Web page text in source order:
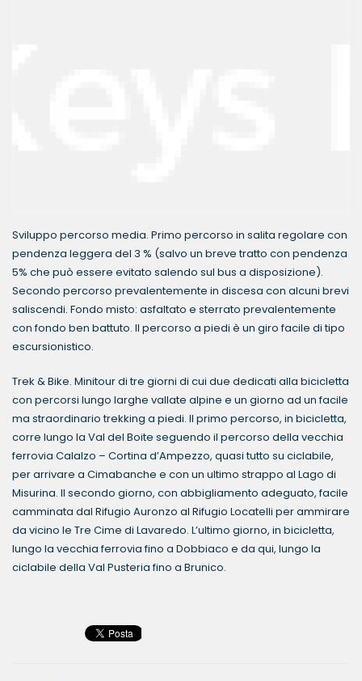
Sviluppo percorso media. Primo percorso in salita regolare con
pendenza leggera del 3 % (salvo un breve tratto con pendenza
5% che può essere evitato salendo sul bus a disposizione).
Secondo percorso prevalentemente in discesa con alcuni brevi
saliscendi. Fondo misto: asfaltato e sterrato prevalentemente
con fondo ben battuto. Il percorso a piedi è un giro facile di tipo
escursionistico.
Trek & Bike. Minitour di tre giorni di cui due dedicati alla bicicletta
con percorsi lungo larghe vallate alpine e un giorno ad un facile
ma straordinario trekking a piedi. Il primo percorso, in bicicletta,
corre lungo la Val del Boite seguendo il percorso della vecchia
ferrovia Calalzo – Cortina d’Ampezzo, quasi tutto su ciclabile,
per arrivare a Cimabanche e con un ultimo strappo al Lago di
Misurina. Il secondo giorno, con abbigliamento adeguato, facile
camminata dal Rifugio Auronzo al Rifugio Locatelli per ammirare
da vicino le Tre Cime di Lavaredo. L’ultimo giorno, in bicicletta,
lungo la vecchia ferrovia fino a Dobbiaco e da qui, lungo la
ciclabile della Val Pusteria fino a Brunico.